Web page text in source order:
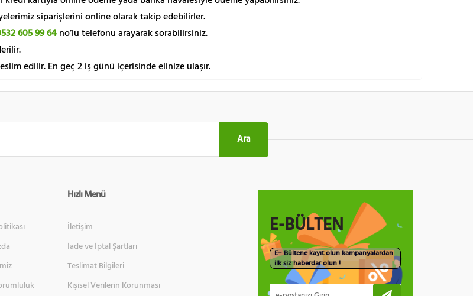
siparişlerini online olarak takip edebilirler.
605 99 64 no’lu telefonu arayarak sorabilirsiniz.
edilir. En geç 2 iş günü içerisinde elinize ulaşır.
Ara
Hızlı Menü
İletişim
İade ve İptal Şartları
Teslimat Bilgileri
Kişisel Verilerin Korunması
E-BÜLTEN
E– Bültene kayıt olun kampanyalardan
ilk siz haberdar olun !